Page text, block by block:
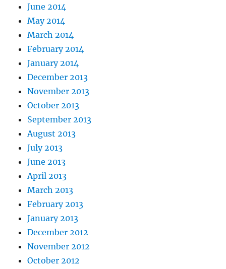
June 2014
May 2014
March 2014
February 2014
January 2014
December 2013
November 2013
October 2013
September 2013
August 2013
July 2013
June 2013
April 2013
March 2013
February 2013
January 2013
December 2012
November 2012
October 2012